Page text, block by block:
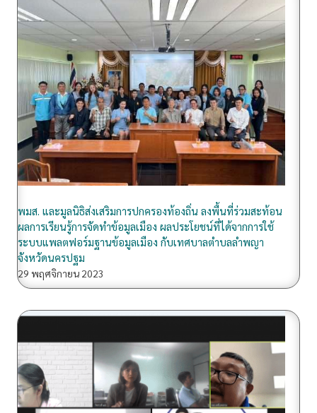
ล
เ
มื
อ
ง
กั
บ
ท
ต
น
อ
ว
ง
ม
ต
า
พมส. และมูลนิธิส่งเสริมการปกครองท้องถิ่น ลงพื้นที่ร่วมสะท้อน
ผลการเรียนรู้การจัดทำข้อมูลเมือง ผลประโยชน์ที่ได้จากการใช้
ระบบแพลตฟอร์มฐานข้อมูลเมือง กับเทศบาลตำบลลำพญา
จังหวัดนครปฐม
29 พฤศจิกายน 2023